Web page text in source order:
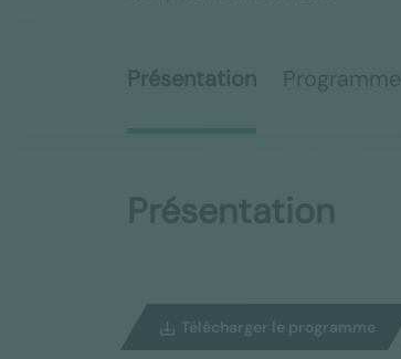
Présentation Programme
Présentation
Télécharger le programme